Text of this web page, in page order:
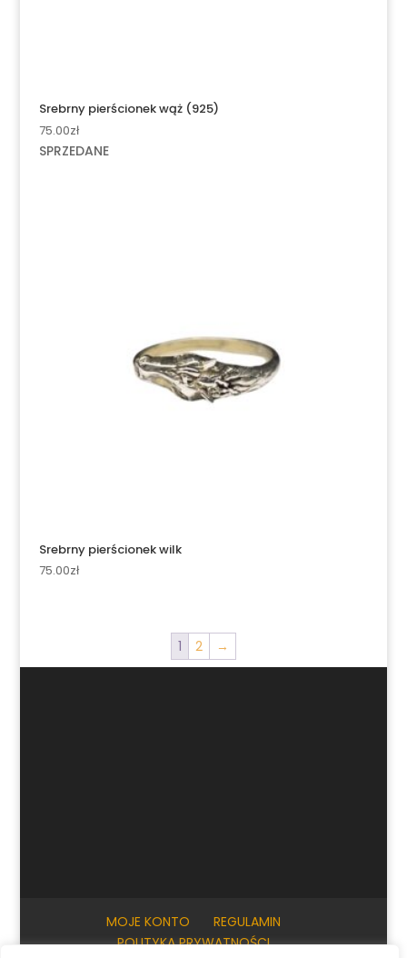
Srebrny pierścionek wąż (925)
75.00zł
SPRZEDANE
Srebrny pierścionek wilk
75.00zł
1 2 →
MOJE KONTO
REGULAMIN
POLITYKA PRYWATNOŚCI